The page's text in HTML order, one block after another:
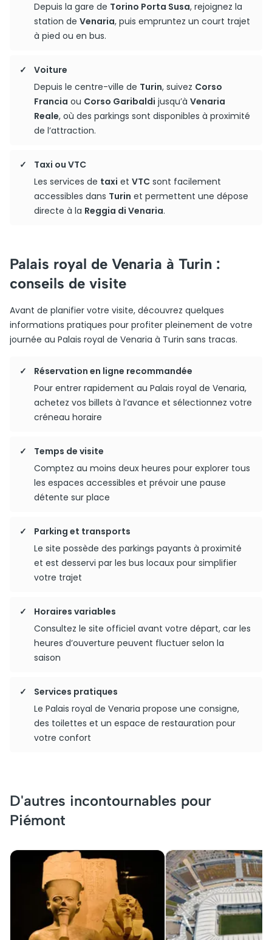
Depuis la gare de Torino Porta Susa, rejoignez la
station de Venaria, puis empruntez un court trajet
à pied ou en bus.
Voiture
Depuis le centre-ville de Turin, suivez Corso
Francia ou Corso Garibaldi jusqu’à Venaria
Reale, où des parkings sont disponibles à proximité
de l’attraction.
Taxi ou VTC
Les services de taxi et VTC sont facilement
accessibles dans Turin et permettent une dépose
directe à la Reggia di Venaria.
Palais royal de Venaria à Turin :
conseils de visite
Avant de planifier votre visite, découvrez quelques
informations pratiques pour profiter pleinement de votre
journée au Palais royal de Venaria à Turin sans tracas.
Réservation en ligne recommandée
Pour entrer rapidement au Palais royal de Venaria,
achetez vos billets à l’avance et sélectionnez votre
créneau horaire
Temps de visite
Comptez au moins deux heures pour explorer tous
les espaces accessibles et prévoir une pause
détente sur place
Parking et transports
Le site possède des parkings payants à proximité
et est desservi par les bus locaux pour simplifier
votre trajet
Horaires variables
Consultez le site officiel avant votre départ, car les
heures d’ouverture peuvent fluctuer selon la
saison
Services pratiques
Le Palais royal de Venaria propose une consigne,
des toilettes et un espace de restauration pour
votre confort
D'autres incontournables pour
Piémont